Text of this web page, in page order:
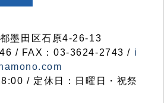
墨田区石原4-26-13
/ FAX：03-3624-2743 / i
/ 定休日：日曜日・祝祭